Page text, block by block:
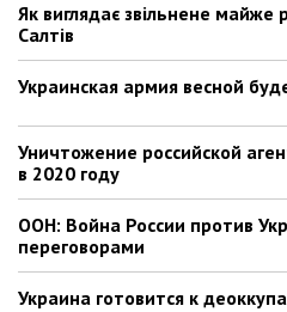
Як виглядає звільнене майже
Салтів
Украинская армия весной
Уничтожение российской
в 2020 году
ООН: Война России против
переговорами
Украина готовится к